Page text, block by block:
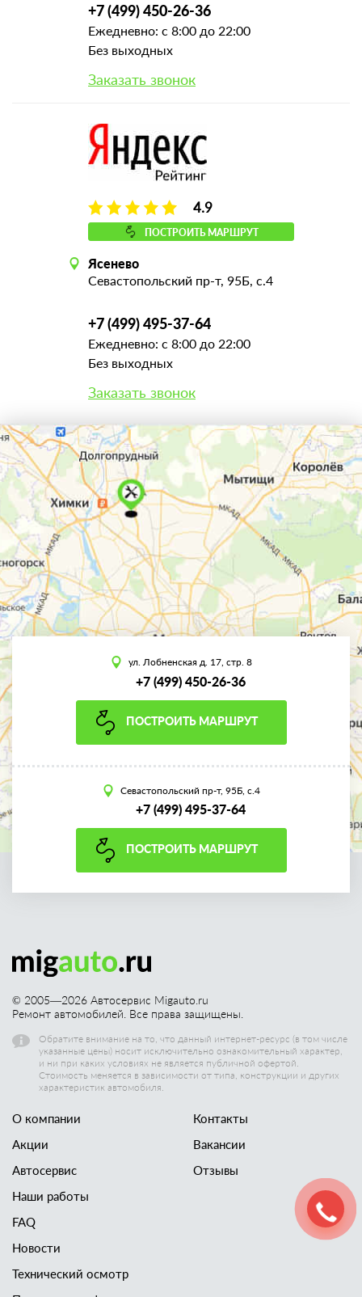
+7 (499) 450-26-36
Ежедневно: с 8:00 до 22:00
Без выходных
Заказать звонок
4.9
ПОСТРОИТЬ МАРШРУТ
Ясенево
Севастопольский пр-т, 95Б, с.4
+7 (499) 495-37-64
Ежедневно: с 8:00 до 22:00
Без выходных
Заказать звонок
ул. Лобненская д. 17, стр. 8
+7 (499) 450-26-36
ПОСТРОИТЬ МАРШРУТ
Севастопольский пр-т, 95Б, с.4
+7 (499) 495-37-64
ПОСТРОИТЬ МАРШРУТ
© 2005—2026 Автосервис Migauto.ru
Ремонт автомобилей. Все права защищены.
Обратите внимание на то, что данный интернет-ресурс (в том числе
указанные цены) носит исключительно ознакомительный характер,
и ни при каких условиях не является публичной офертой.
Стоимость меняется в зависимости от типа, конструкции и других
характеристик автомобиля.
О компании
Акции
Автосервис
Наши работы
Контакты
Вакансии
Отзывы
FAQ
Новости
Технический осмотр